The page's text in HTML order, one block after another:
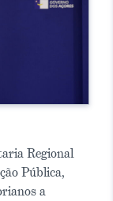
Regional
Pública,
a